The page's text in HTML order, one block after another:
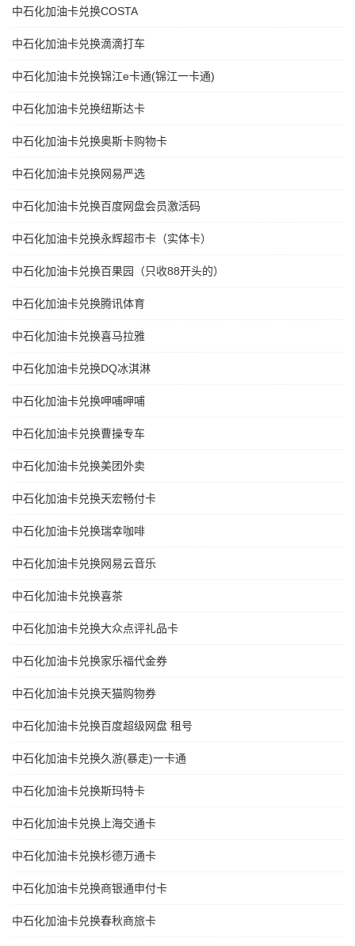
中石化加油卡兑换COSTA
中石化加油卡兑换滴滴打车
中石化加油卡兑换锦江e卡通(锦江一卡通)
中石化加油卡兑换纽斯达卡
中石化加油卡兑换奥斯卡购物卡
中石化加油卡兑换网易严选
中石化加油卡兑换百度网盘会员激活码
中石化加油卡兑换永辉超市卡（实体卡）
中石化加油卡兑换百果园（只收88开头的）
中石化加油卡兑换腾讯体育
中石化加油卡兑换喜马拉雅
中石化加油卡兑换DQ冰淇淋
中石化加油卡兑换呷哺呷哺
中石化加油卡兑换曹操专车
中石化加油卡兑换美团外卖
中石化加油卡兑换天宏畅付卡
中石化加油卡兑换瑞幸咖啡
中石化加油卡兑换网易云音乐
中石化加油卡兑换喜茶
中石化加油卡兑换大众点评礼品卡
中石化加油卡兑换家乐福代金券
中石化加油卡兑换天猫购物券
中石化加油卡兑换百度超级网盘 租号
中石化加油卡兑换久游(暴走)一卡通
中石化加油卡兑换斯玛特卡
中石化加油卡兑换上海交通卡
中石化加油卡兑换杉德万通卡
中石化加油卡兑换商银通申付卡
中石化加油卡兑换春秋商旅卡